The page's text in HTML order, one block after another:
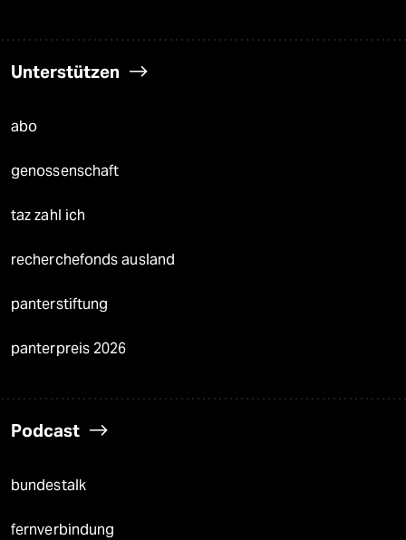
Unterstützen
abo
genossenschaft
taz zahl ich
recherchefonds ausland
panterstiftung
panterpreis 2026
Podcast
bundestalk
fernverbindung